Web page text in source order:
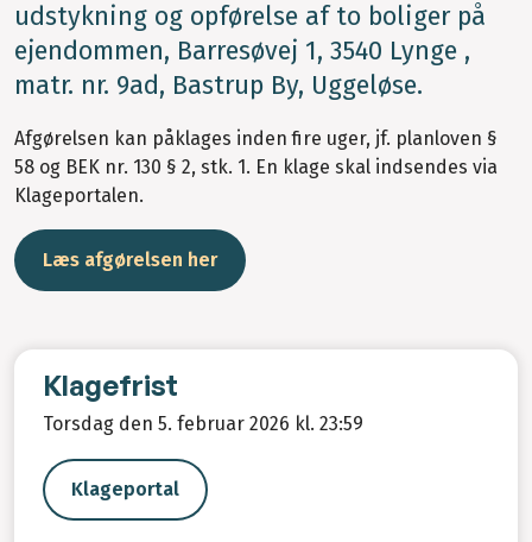
udstykning og opførelse af to boliger på
ejendommen, Barresøvej 1, 3540 Lynge ,
matr. nr. 9ad, Bastrup By, Uggeløse.
Afgørelsen kan påklages inden fire uger, jf. planloven §
58 og BEK nr. 130 § 2, stk. 1. En klage skal indsendes via
Klageportalen.
Læs afgørelsen her
Klagefrist
Torsdag den 5. februar 2026 kl. 23:59
Klageportal